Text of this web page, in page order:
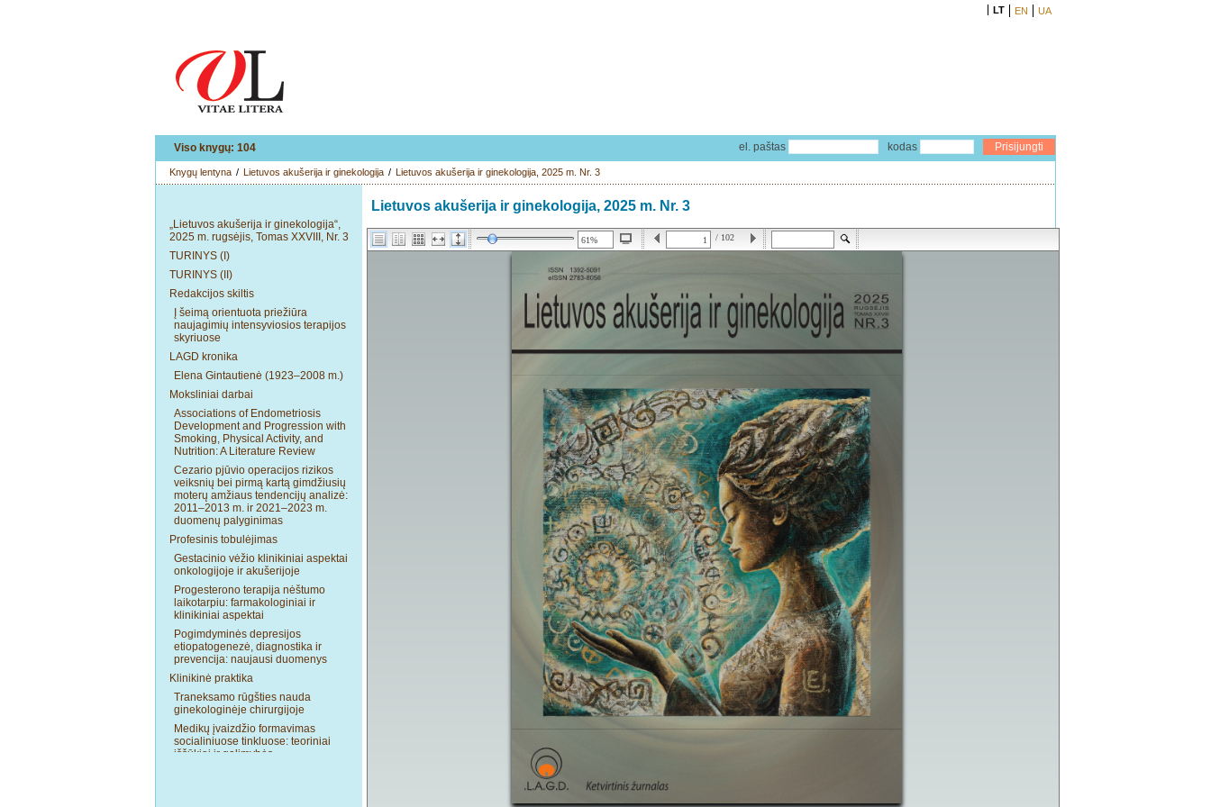
LT EN UA
Viso knygų: 104 el. paštas kodas
Knygų lentyna / Lietuvos akušerija ir ginekologija / Lietuvos akušerija ir ginekologija, 2025 m. Nr. 3
„Lietuvos akušerija ir ginekologija“,
2025 m. rugsėjis, Tomas XXVIII, Nr. 3
TURINYS (I)
TURINYS (II)
Redakcijos skiltis
Į šeimą orientuota priežiūra
naujagimių intensyviosios terapijos
skyriuose
LAGD kronika
Elena Gintautienė (1923–2008 m.)
Moksliniai darbai
Associations of Endometriosis
Development and Progression with
Smoking, Physical Activity, and
Nutrition: A Literature Review
Cezario pjūvio operacijos rizikos
veiksnių bei pirmą kartą gimdžiusių
moterų amžiaus tendencijų analizė:
2011–2013 m. ir 2021–2023 m.
duomenų palyginimas
Profesinis tobulėjimas
Gestacinio vėžio klinikiniai aspektai
onkologijoje ir akušerijoje
Progesterono terapija nėštumo
laikotarpiu: farmakologiniai ir
klinikiniai aspektai
Pogimdyminės depresijos
etiopatogenezė, diagnostika ir
prevencija: naujausi duomenys
Klinikinė praktika
Traneksamo rūgšties nauda
ginekologinėje chirurgijoje
Medikų įvaizdžio formavimas
socialiniuose tinkluose: teoriniai
iššūkiai ir galimybės
Lietuvos akušerija ir ginekologija, 2025 m. Nr. 3
/ 102